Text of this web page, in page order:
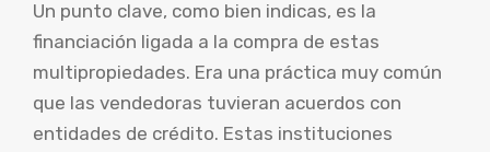
Un punto clave, como bien indicas, es la
financiación ligada a la compra de estas
multipropiedades. Era una práctica muy común
que las vendedoras tuvieran acuerdos con
entidades de crédito. Estas instituciones